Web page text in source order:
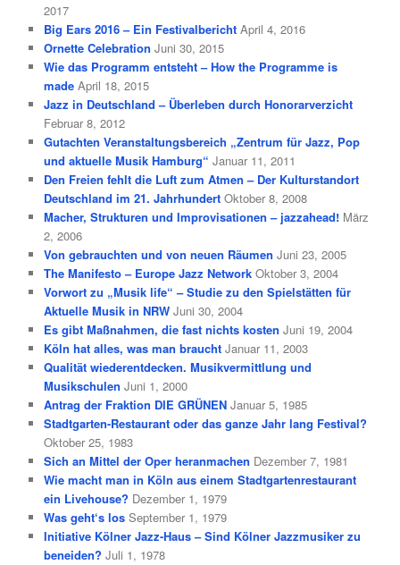
2017
Big Ears 2016 – Ein Festivalbericht April 4, 2016
Ornette Celebration Juni 30, 2015
Wie das Programm entsteht – How the Programme is
made April 18, 2015
Jazz in Deutschland – Überleben durch Honorarverzicht
Februar 8, 2012
Gutachten Veranstaltungsbereich „Zentrum für Jazz, Pop
und aktuelle Musik Hamburg“ Januar 11, 2011
Den Freien fehlt die Luft zum Atmen – Der Kulturstandort
Deutschland im 21. Jahrhundert Oktober 8, 2008
Macher, Strukturen und Improvisationen – jazzahead! März
2, 2006
Von gebrauchten und von neuen Räumen Juni 23, 2005
The Manifesto – Europe Jazz Network Oktober 3, 2004
Vorwort zu „Musik life“ – Studie zu den Spielstätten für
Aktuelle Musik in NRW Juni 30, 2004
Es gibt Maßnahmen, die fast nichts kosten Juni 19, 2004
Köln hat alles, was man braucht Januar 11, 2003
Qualität wiederentdecken. Musikvermittlung und
Musikschulen Juni 1, 2000
Antrag der Fraktion DIE GRÜNEN Januar 5, 1985
Stadtgarten-Restaurant oder das ganze Jahr lang Festival?
Oktober 25, 1983
Sich an Mittel der Oper heranmachen Dezember 7, 1981
Wie macht man in Köln aus einem Stadtgartenrestaurant
ein Livehouse? Dezember 1, 1979
Was geht‘s los September 1, 1979
Initiative Kölner Jazz-Haus – Sind Kölner Jazzmusiker zu
beneiden? Juli 1, 1978